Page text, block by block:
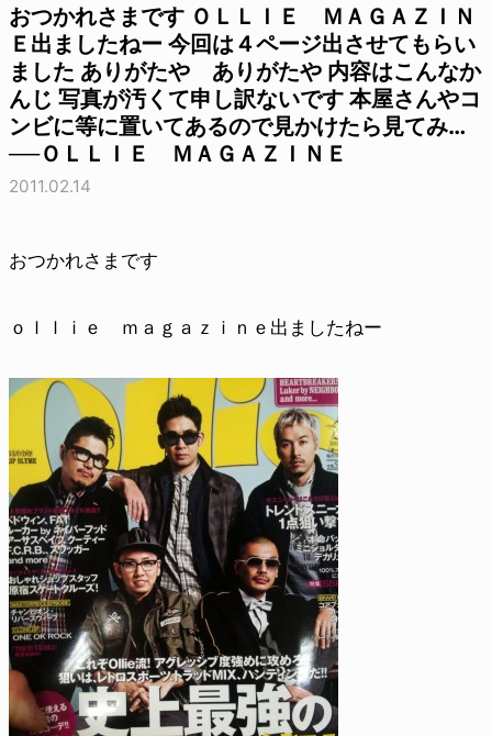
おつかれさまです ＯＬＬＩＥ ＭＡＧＡＺＩＮ
Ｅ出ましたねー 今回は４ページ出させてもらい
ました ありがたや ありがたや 内容はこんなか
んじ 写真が汚くて申し訳ないです 本屋さんやコ
ンビに等に置いてあるので見かけたら見てみ…
──ＯＬＬＩＥ ＭＡＧＡＺＩＮＥ
2011.02.14
おつかれさまです
ｏｌｌｉｅ ｍａｇａｚｉｎｅ出ましたねー